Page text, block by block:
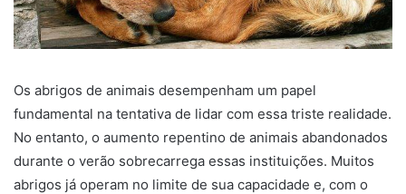
Os abrigos de animais desempenham um papel
fundamental na tentativa de lidar com essa triste realidade.
No entanto, o aumento repentino de animais abandonados
durante o verão sobrecarrega essas instituições. Muitos
abrigos já operam no limite de sua capacidade e, com o